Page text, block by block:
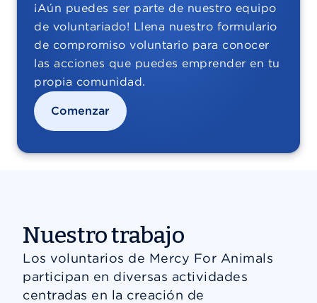
¡Aún puedes ser parte de nuestro equipo
de voluntariado! Llena nuestro formulario
de compromiso voluntario para conocer
las acciones que puedes emprender en tu
propia comunidad.
Comenzar
Nuestro trabajo
Los voluntarios de Mercy For Animals
participan en diversas actividades
centradas en la creación de